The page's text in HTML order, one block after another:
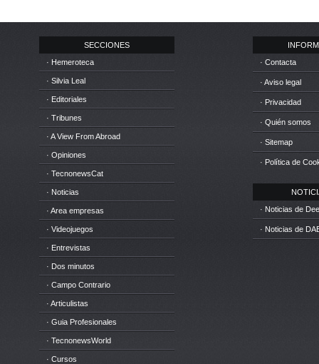
SECCIONES
· Hemeroteca
· Silvia Leal
· Editoriales
· Tribunes
· A View From Abroad
· Opiniones
· TecnonewsCat
· Noticias
· Area empresas
· Videojuegos
· Entrevistas
· Dos minutos
· Campo Contrario
· Articulistas
· Guia Profesionales
· TecnonewsWorld
· Cursos
· Contacta
· Aviso legal
· Privacidad
· Quién somos
· Sitemap
· Política de
· Noticias de
· Noticias de